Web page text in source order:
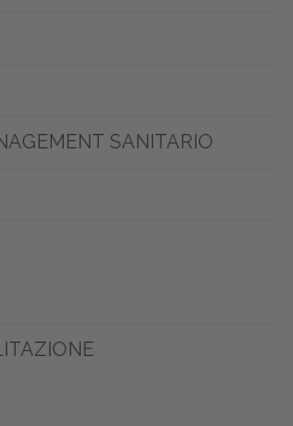
SANITARIO